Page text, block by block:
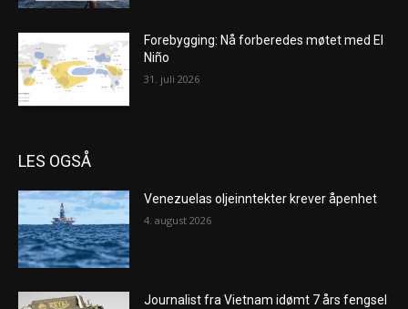
Forebygging: Nå forberedes møtet med El
Niño
31. juli 2026
LES OGSÅ
Venezuelas oljeinntekter krever åpenhet
4. august 2026
Journalist fra Vietnam idømt 7 års fengsel